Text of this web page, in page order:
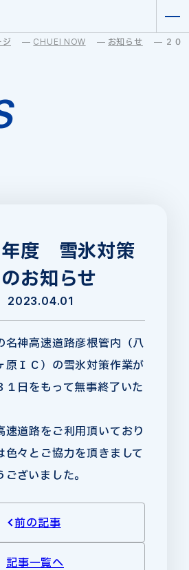
ジ CHUEI NOW お知らせ
年度 雪氷対策
お知らせ
2023.04.01
名神高速道路彦根管内（八
原ＩＣ）の雪氷対策作業が
１日をもって無事終了いた
速道路をご利用頂いており
色々とご協力を頂きまして
ざいました。
前の記事
記事一覧へ